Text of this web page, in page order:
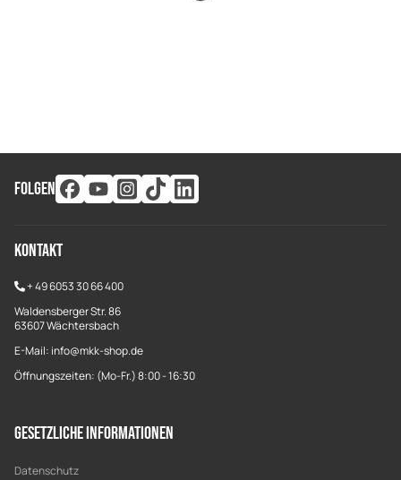
FOLGEN
Kontakt
+49 6053 30 66 400
Waldensberger Str. 86
63607 Wächtersbach
E-Mail: info@mkk-shop.de
Öffnungszeiten: (Mo-Fr.) 8:00 - 16:30
Gesetzliche Informationen
Datenschutz